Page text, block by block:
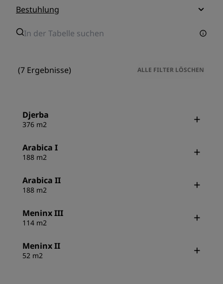
Bestuhlung
(7 Ergebnisse) ALLE FILTER LÖSCHEN
Djerba
376 m2
Arabica I
188 m2
Arabica II
188 m2
Meninx III
114 m2
Meninx II
52 m2